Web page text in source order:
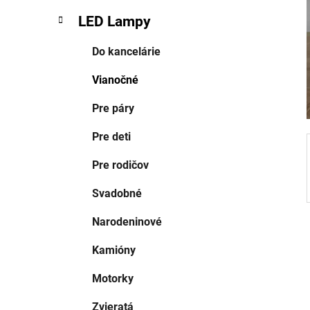
l
LED Lampy
Do kancelárie
Vianočné
Pre páry
Pre deti
Pre rodičov
Svadobné
Narodeninové
Kamióny
Motorky
Zvieratá